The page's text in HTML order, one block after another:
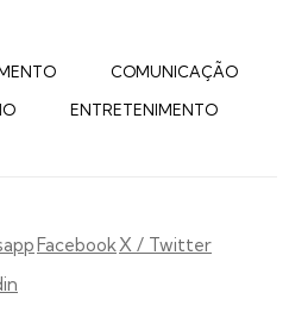
COMUNICAÇÃO
ENTRETENIMENTO
FacebookX / Twitter